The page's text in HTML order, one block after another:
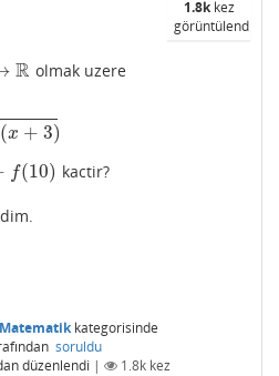
1.8kkez
görüntülendi
R olmak uzere
(x + 3)
)
f(10) kactir?
kategorisinde
soruldu
düzenlendi | 1.8k kez